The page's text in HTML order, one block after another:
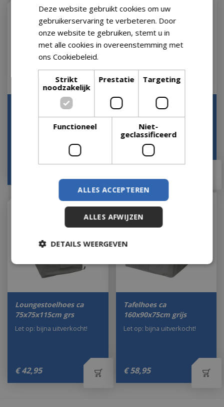
Beschermhoes voor
hangstoel
Bankhoes ca
200x90x100cm grijs
€ 69,95
Let op: bijna uitverkocht!
Loungestoelhoes ca
75x75x115cm grs
€ 42,95
Let op: bijna uitverkocht!
Tafelhoes ca
160x90x75cm grijs
€ 58,95
Let op: bijna uitverkocht!
Deze website gebruikt cookies om uw
gebruikerservaring te verbeteren. Door
onze website te gebruiken, stemt u in
met alle cookies in overeenstemming met
ons Cookiebeleid.
Strikt
noodzakelijk
Prestatie Targeting
Functioneel
Niet-
geclassificeerd
ALLES ACCEPTEREN
ALLES AFWIJZEN
DETAILS WEERGEVEN